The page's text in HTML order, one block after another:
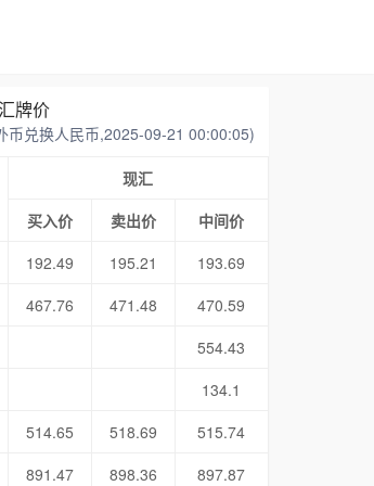
牌价
币兑换人民币,2025-09-21 00:00:05)
现汇
买入价
卖出价
中间价
192.49 195.21
193.69
467.76 471.48
470.59
554.43
134.1
514.65 518.69
515.74
891.47 898.36
897.87